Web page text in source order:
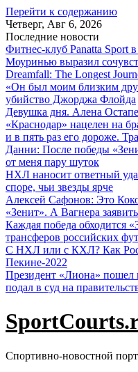
Перейти к содержанию
Четверг, Авг 6, 2026
Последние новости
Фитнес-клуб Panatta Sport
Моуринью выразил
Dreamfall: The Longest
«Он был моим близким
убийство Джорджа Флойда
Девушка дня. Алена
«Краснодар» нацелен на
и в пять раз его дороже.
Данни: После победы
от меня пару шуток
НХЛ наносит ответный
споре, чьи звезды ярче
Алексей Сафонов: Это
«Зенит». А Вагнера
Каждая победа обходится
трансферов российских
С НХЛ или с КХЛ? Как
Пекине-2022
Президент «Лиона»
подал в суд на
Спортивно-новостной